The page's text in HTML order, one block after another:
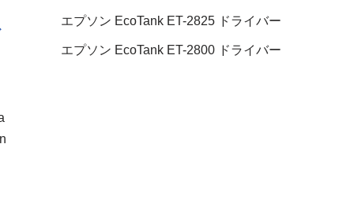
エプソン EcoTank ET-2825 ドライバー
エプソン EcoTank ET-2800 ドライバー